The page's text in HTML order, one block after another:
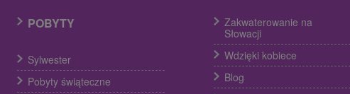
POBYTY
Sylwester
Pobyty świąteczne
Zakwaterowanie na
Słowacji
Wdzięki kobiece
Blog